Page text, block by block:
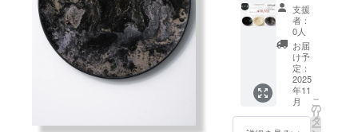
れ防止
のため
表面に
ウレタ
ンコー
ティン
グ）
センテ
ネ
ディー
ププ
レート
（漆深
皿） 深
皿ス
クープ
サイ
支援
者：
0人
お届
け予
定：
2025
年11
月
こ
の
リ
タ
ー